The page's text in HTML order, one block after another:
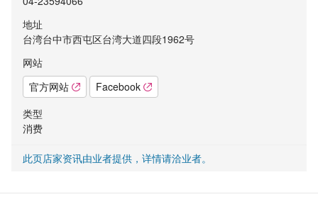
地址
台湾台中市西屯区台湾大道四段1962号
网站
官方网站
Facebook
类型
消费
此页店家资讯由业者提供，详情请洽业者。